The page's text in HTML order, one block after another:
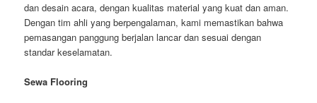
dan desain acara, dengan kualitas material yang kuat dan aman.
Dengan tim ahli yang berpengalaman, kami memastikan bahwa
pemasangan panggung berjalan lancar dan sesuai dengan
standar keselamatan.
Sewa Flooring